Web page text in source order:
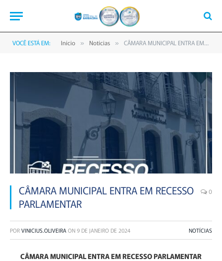
VOCÊ ESTÁ EM: Início » Notícias » CÂMARA MUNICIPAL ENTRA EM RECESSO PARLAMENTAR
CÂMARA MUNICIPAL ENTRA EM RECESSO
PARLAMENTAR
0
PORVINICIUS.OLIVEIRAON9 DE JANEIRO DE 2024 NOTÍCIAS
CÂMARA MUNICIPAL ENTRA EM RECESSO PARLAMENTAR